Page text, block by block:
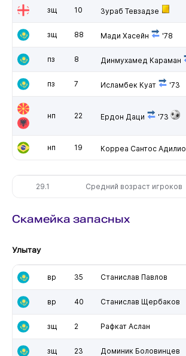
зщ 10 Зураб Тевзадзе
зщ 88 Мади Хасейн '78
пз 8 Динмухамед Караман
пз 7 Исламбек Куат '73
нп 22 Ердон Даци '73
нп 19 Корреа Сантос Адилио
29.1 Средний возраст игроков
Скамейка запасных
Улытау
вр 35 Станислав Павлов
вр 40 Станислав Щербаков
зщ 2 Рафкат Аслан
зщ 23 Доминик Боловинцев